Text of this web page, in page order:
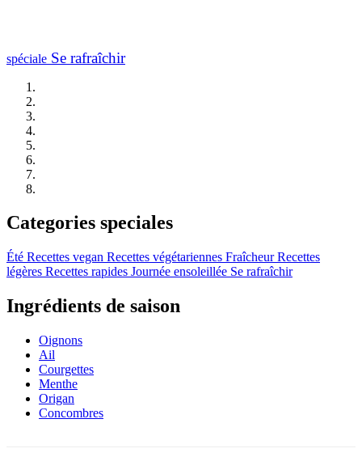
spéciale Se rafraîchir
Categories speciales
Été Recettes vegan Recettes végétariennes Fraîcheur Recettes
légères Recettes rapides Journée ensoleillée Se rafraîchir
Ingrédients de saison
Oignons
Ail
Courgettes
Menthe
Origan
Concombres